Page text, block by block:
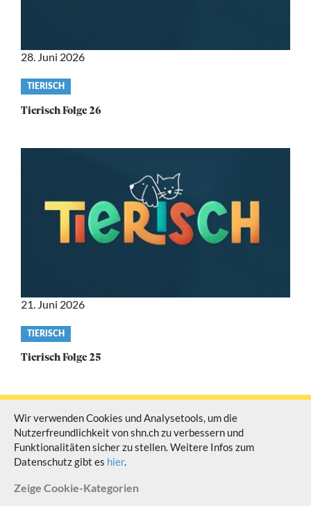
Video
category
TIERISCH
Tierisch Folge 26
28. Juni 2026
Video
category
TIERISCH
Tierisch Folge 25
21. Juni 2026
© Schaffhauser Fernsehen Alle Rechte vorbehalten
Wir verwenden Cookies und Analysetools, um die
Nutzerfreundlichkeit von shn.ch zu verbessern und
Funktionalitäten sicher zu stellen. Weitere Infos zum
Datenschutz gibt es hier.
Zeige Cookie-Kategorien